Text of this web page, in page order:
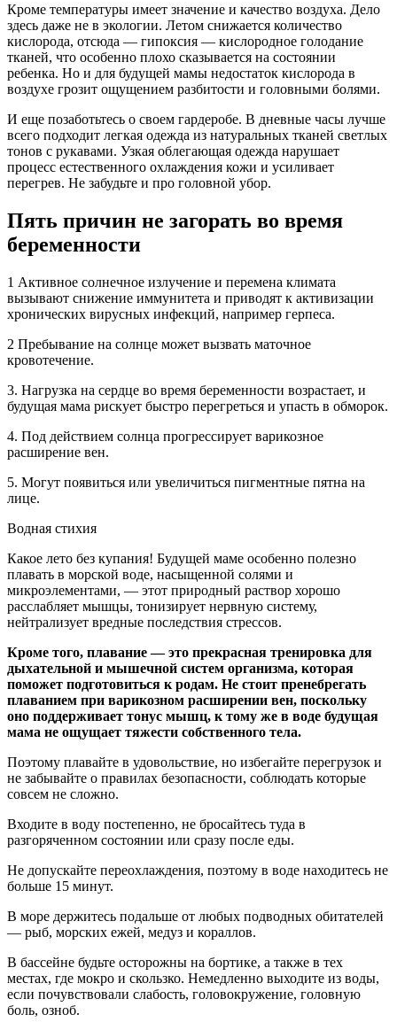
Кроме температуры имеет значение и качество воздуха. Дело
здесь даже не в экологии. Летом снижается количество
кислорода, отсюда — гипоксия — кислородное голодание
тканей, что особенно плохо сказывается на состоянии
ребенка. Но и для будущей мамы недостаток кислорода в
воздухе грозит ощущением разбитости и головными болями.
И еще позаботьтесь о своем гардеробе. В дневные часы лучше
всего подходит легкая одежда из натуральных тканей светлых
тонов с рукавами. Узкая облегающая одежда нарушает
процесс естественного охлаждения кожи и усиливает
перегрев. Не забудьте и про головной убор.
Пять причин не загорать во время
беременности
1 Активное солнечное излучение и перемена климата
вызывают снижение иммунитета и приводят к активизации
хронических вирусных инфекций, например герпеса.
2 Пребывание на солнце может вызвать маточное
кровотечение.
3. Нагрузка на сердце во время беременности возрастает, и
будущая мама рискует быстро перегреться и упасть в обморок.
4. Под действием солнца прогрессирует варикозное
расширение вен.
5. Могут появиться или увеличиться пигментные пятна на
лице.
Водная стихия
Какое лето без купания! Будущей маме особенно полезно
плавать в морской воде, насыщенной солями и
микроэлементами, — этот природный раствор хорошо
расслабляет мышцы, тонизирует нервную систему,
нейтрализует вредные последствия стрессов.
Кроме того, плавание — это прекрасная тренировка для
дыхательной и мышечной систем организма, которая
поможет подготовиться к родам. Не стоит пренебрегать
плаванием при варикозном расширении вен, поскольку
оно поддерживает тонус мышц, к тому же в воде будущая
мама не ощущает тяжести собственного тела.
Поэтому плавайте в удовольствие, но избегайте перегрузок и
не забывайте о правилах безопасности, соблюдать которые
совсем не сложно.
Входите в воду постепенно, не бросайтесь туда в
разгоряченном состоянии или сразу после еды.
Не допускайте переохлаждения, поэтому в воде находитесь не
больше 15 минут.
В море держитесь подальше от любых подводных обитателей
— рыб, морских ежей, медуз и кораллов.
В бассейне будьте осторожны на бортике, а также в тех
местах, где мокро и скользко. Немедленно выходите из воды,
если почувствовали слабость, головокружение, головную
боль, озноб.